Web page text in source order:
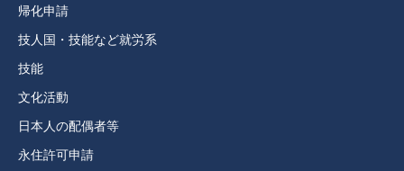
帰化申請
技人国・技能など就労系
技能
文化活動
日本人の配偶者等
永住許可申請